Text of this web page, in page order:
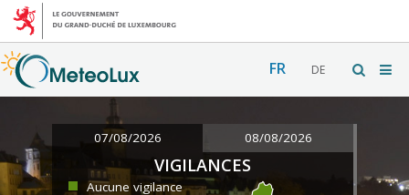
FR DE
07/08/2026 08/08/2026
VIGILANCES
Aucune vigilance